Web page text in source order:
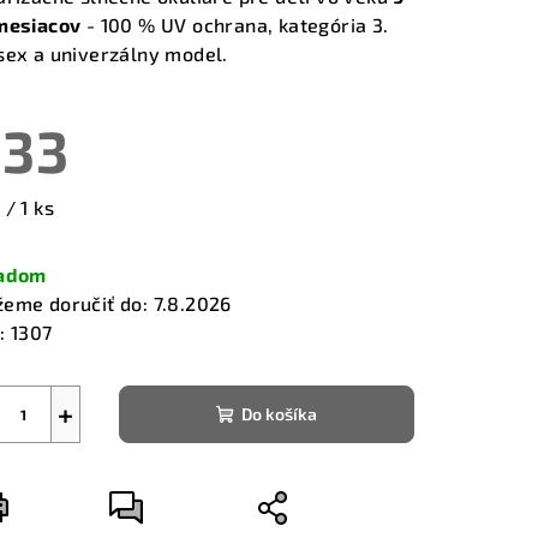
- 100 % UV ochrana, kategória 3.
a univerzálny model.
/ 1 ks
doručiť do: 7.8.2026
1307
+ Do košíka